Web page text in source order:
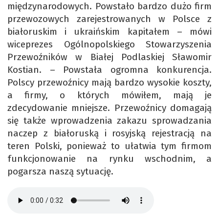
międzynarodowych. Powstało bardzo dużo firm
przewozowych zarejestrowanych w Polsce z
białoruskim i ukraińskim kapitałem – mówi
wiceprezes Ogólnopolskiego Stowarzyszenia
Przewoźników w Białej Podlaskiej Sławomir
Kostian. – Powstała ogromna konkurencja.
Polscy przewoźnicy mają bardzo wysokie koszty,
a firmy, o których mówiłem, mają je
zdecydowanie mniejsze. Przewoźnicy domagają
się także wprowadzenia zakazu sprowadzania
naczep z białoruską i rosyjską rejestracją na
teren Polski, ponieważ to ułatwia tym firmom
funkcjonowanie na rynku wschodnim, a
pogarsza naszą sytuację.